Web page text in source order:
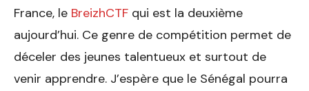
France, le BreizhCTF qui est la deuxième
aujourd’hui. Ce genre de compétition permet de
déceler des jeunes talentueux et surtout de
venir apprendre. J’espère que le Sénégal pourra